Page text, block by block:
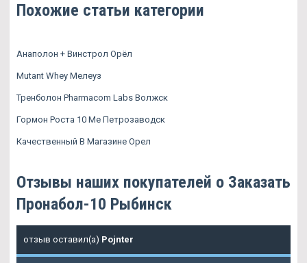
Похожие статьи категории
Анаполон + Винстрол Орёл
Mutant Whey Мелеуз
Тренболон Pharmacom Labs Волжск
Гормон Роста 10 Me Петрозаводск
Качественный В Магазине Орел
Отзывы наших покупателей о Заказать
Пронабол-10 Рыбинск
отзыв оставил(а) Pojnter